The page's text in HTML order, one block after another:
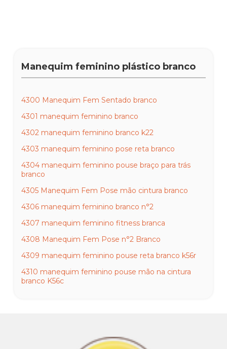
Manequim feminino plástico branco
4300 Manequim Fem Sentado branco
4301 manequim feminino branco
4302 manequim feminino branco k22
4303 manequim feminino pose reta branco
4304 manequim feminino pouse braço para trás
branco
4305 Manequim Fem Pose mão cintura branco
4306 manequim feminino branco n°2
4307 manequim feminino fitness branca
4308 Manequim Fem Pose n°2 Branco
4309 manequim feminino pouse reta branco k56r
4310 manequim feminino pouse mão na cintura
branco K56c
4315 manequim feminino july inteira mão na cintura